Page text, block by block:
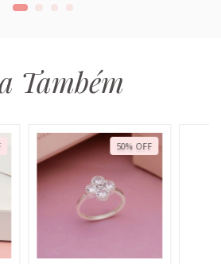
Também
50% OFF